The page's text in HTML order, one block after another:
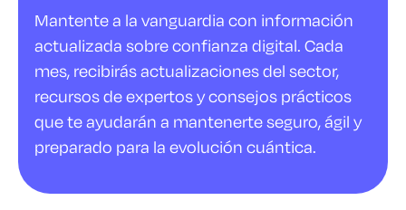
Mantente a la vanguardia con información
actualizada sobre confianza digital. Cada
mes, recibirás actualizaciones del sector,
recursos de expertos y consejos prácticos
que te ayudarán a mantenerte seguro, ágil y
preparado para la evolución cuántica.